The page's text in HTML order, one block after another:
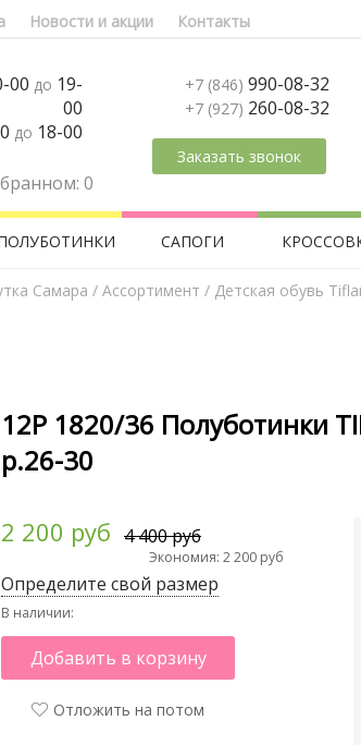
Новости и акции Контакты
00 до 19-
00
до 18-00
0
+7 (846) 990-08-32
+7 (927) 260-08-32
Заказать звонок
САПОГИ
Самара / Aссортимент / Детская обувь
12Р 1820/36 Полуботинки
р.26-30
2 200 руб 4 400 руб
Экономия: 2 200 руб
Определите свой размер
В наличии:
Добавить в корзину
Отложить на потом